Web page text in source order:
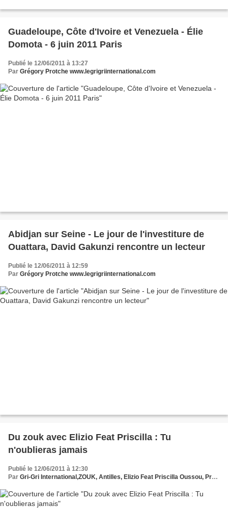
Guadeloupe, Côte d'Ivoire et Venezuela - Élie
Domota - 6 juin 2011 Paris
Publié le 12/06/2011 à 13:27
Par Grégory Protche www.legrigriinternational.com
Abidjan sur Seine - Le jour de l'investiture de
Ouattara, David Gakunzi rencontre un lecteur
Publié le 12/06/2011 à 12:59
Par Grégory Protche www.legrigriinternational.com
Du zouk avec Elizio Feat Priscilla : Tu
n'oublieras jamais
Publié le 12/06/2011 à 12:30
Par Gri-Gri International,ZOUK, Antilles, Elizio Feat Priscilla Oussou, Protche